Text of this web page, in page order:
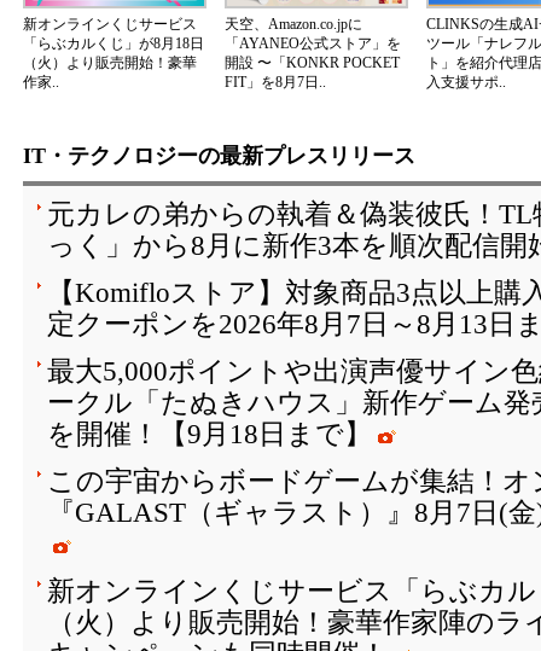
新オンラインくじサービス
「らぶカルくじ」が8月18日
（火）より販売開始！豪華
作家..
天空、Amazon.co.jpに
「AYANEO公式ストア」を
開設 〜「KONKR POCKET
FIT」を8月7日..
CLINKSの生成
ツール「ナレフ
ト」を紹介代理
入支援サポ..
IT・テクノロジーの最新プレスリリース
元カレの弟からの執着＆偽装彼氏！
っく」から8月に新作3本を順次配信開
【Komifloストア】対象商品3点以上購
定クーポンを2026年8月7日～8月13日
最大5,000ポイントや出演声優サイン
ークル「たぬきハウス」新作ゲーム
を開催！【9月18日まで】
この宇宙からボードゲームが集結！
『GALAST（ギャラスト）』8月7日(
新オンラインくじサービス「らぶカ
（火）より販売開始！豪華作家陣の